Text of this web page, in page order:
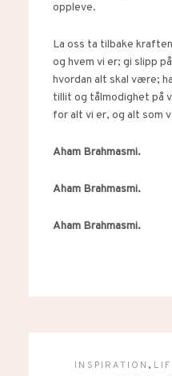
oppleve.
La oss ta tilbake
og hvem vi er; gi slipp
hvordan alt skal være;
tillit og tålmodighet på
for alt vi er, og alt som
Aham Brahmasmi.
Aham Brahmasmi.
Aham Brahmasmi.
INSPIRATION ,